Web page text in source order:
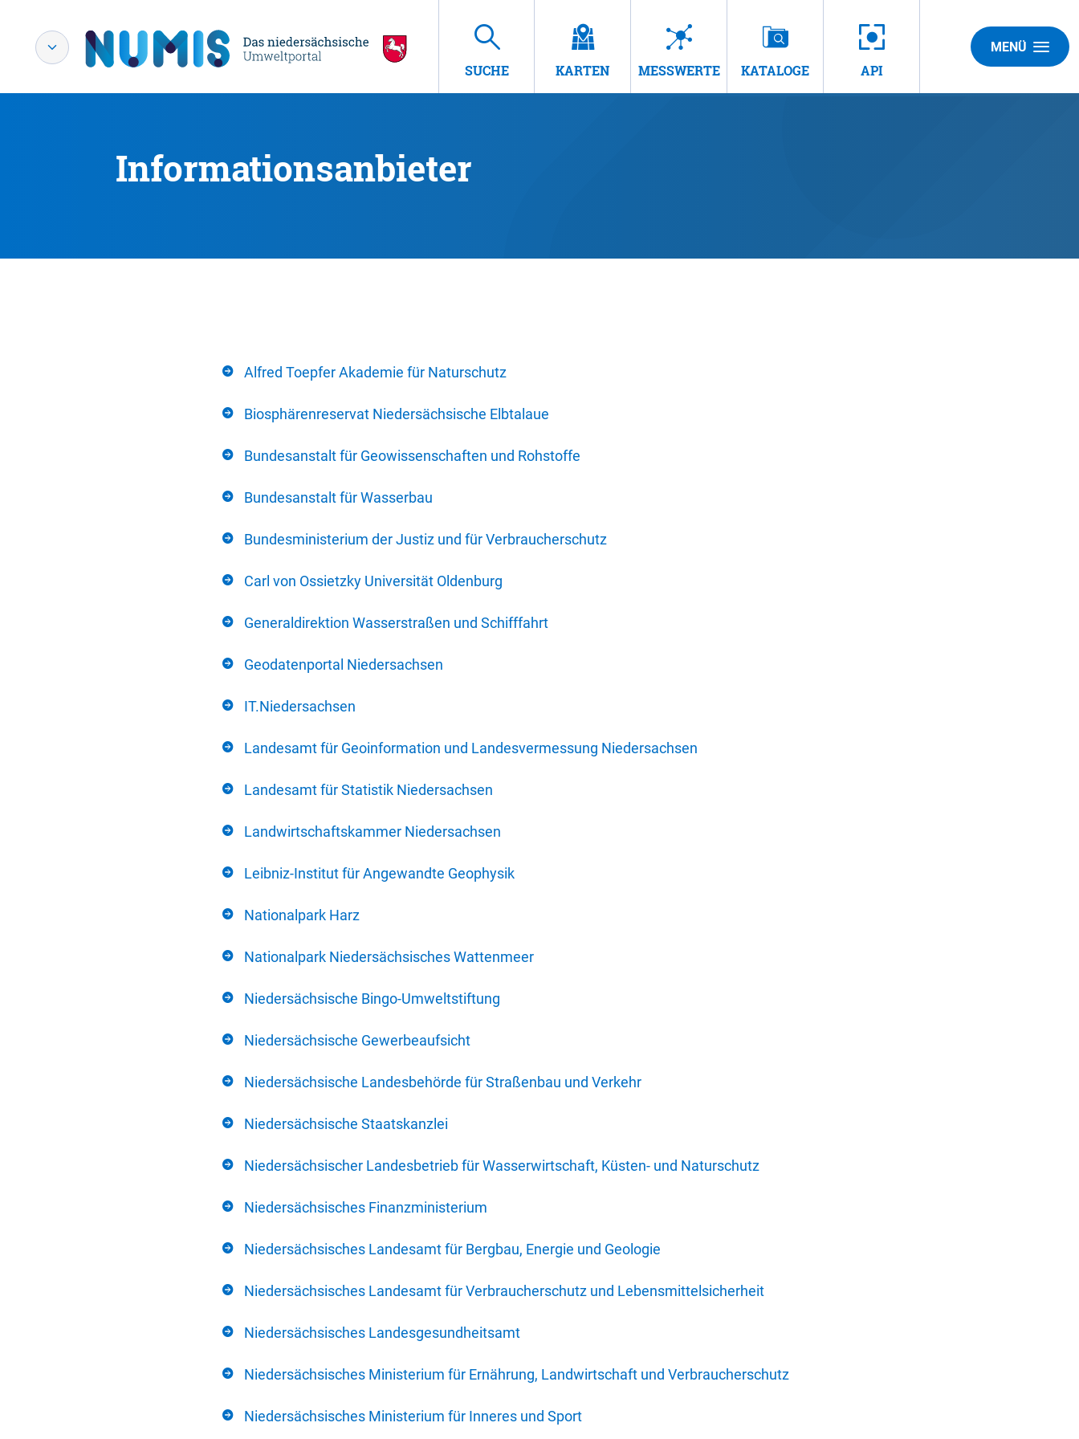
SUCHE KARTEN MESSWERTE KATALOGE API
MENÜ
Informationsanbieter
Alfred Toepfer Akademie für Naturschutz
Biosphärenreservat Niedersächsische Elbtalaue
Bundesanstalt für Geowissenschaften und Rohstoffe
Bundesanstalt für Wasserbau
Bundesministerium der Justiz und für Verbraucherschutz
Carl von Ossietzky Universität Oldenburg
Generaldirektion Wasserstraßen und Schifffahrt
Geodatenportal Niedersachsen
IT.Niedersachsen
Landesamt für Geoinformation und Landesvermessung Niedersachsen
Landesamt für Statistik Niedersachsen
Landwirtschaftskammer Niedersachsen
Leibniz-Institut für Angewandte Geophysik
Nationalpark Harz
Nationalpark Niedersächsisches Wattenmeer
Niedersächsische Bingo-Umweltstiftung
Niedersächsische Gewerbeaufsicht
Niedersächsische Landesbehörde für Straßenbau und Verkehr
Niedersächsische Staatskanzlei
Niedersächsischer Landesbetrieb für Wasserwirtschaft, Küsten- und Naturschutz
Niedersächsisches Finanzministerium
Niedersächsisches Landesamt für Bergbau, Energie und Geologie
Niedersächsisches Landesamt für Verbraucherschutz und Lebensmittelsicherheit
Niedersächsisches Landesgesundheitsamt
Niedersächsisches Ministerium für Ernährung, Landwirtschaft und Verbraucherschutz
Niedersächsisches Ministerium für Inneres und Sport